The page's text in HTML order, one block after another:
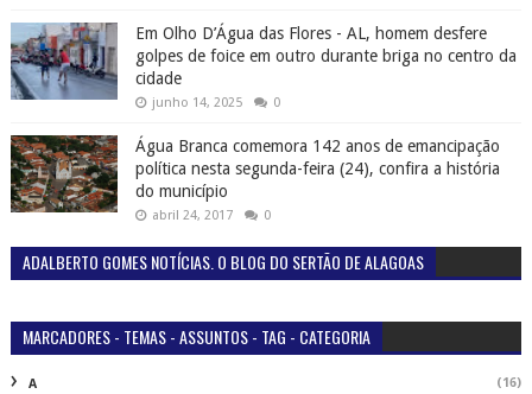
Em Olho D’Água das Flores - AL, homem desfere
golpes de foice em outro durante briga no centro da
cidade
junho 14, 2025 0
Água Branca comemora 142 anos de emancipação
política nesta segunda-feira (24), confira a história
do município
abril 24, 2017 0
ADALBERTO GOMES NOTÍCIAS. O BLOG DO SERTÃO DE ALAGOAS
MARCADORES - TEMAS - ASSUNTOS - TAG - CATEGORIA
A (16)